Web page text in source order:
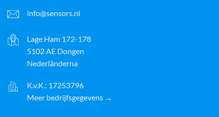
info@sensors.nl
Lage Ham 172-178
5102 AE Dongen
Nederländerna
K.v.K.: 17253796
Meer bedrijfsgegevens →